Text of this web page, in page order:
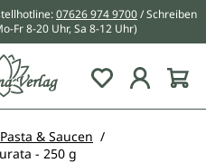
07626 974 9700/ Schreiben
Fr 8-20 Uhr, Sa 8-12 Uhr)
Du hast 0
Pasta & Saucen
- 250 g